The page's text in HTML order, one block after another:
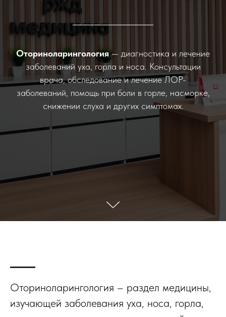
Оториноларингология— диагностика и лечение
заболеваний уха, горла и носа. Консультации
врача, обследование и лечение ЛОР-
заболеваний, помощь при боли в горле, насморке,
снижении слуха и других симптомах.
Оториноларингология – раздел медицины,
изучающей заболевания уха, носа, горла,